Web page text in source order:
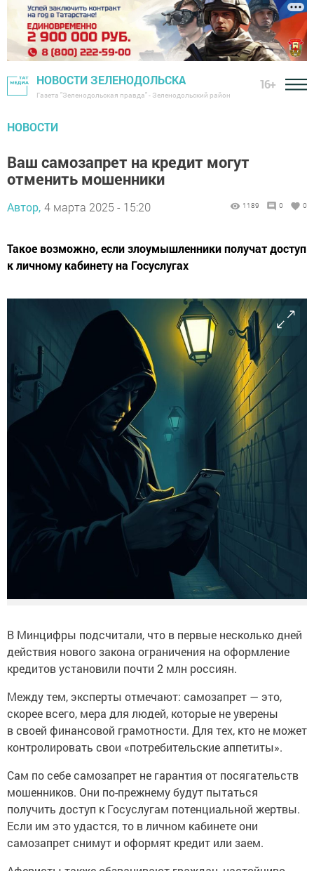
НОВОСТИ ЗЕЛЕНОДОЛЬСКА
Газета "Зеленодольская правда" - Зеленодольский район
16+
НОВОСТИ
Ваш самозапрет на кредит могут
отменить мошенники
Автор, 4 марта 2025 - 15:20 1189 0 0
Такое возможно, если злоумышленники получат доступ
к личному кабинету на Госуслугах
В Минцифры подсчитали, что в первые несколько дней
действия нового закона ограничения на оформление
кредитов установили почти 2 млн россиян.
Между тем, эксперты отмечают: самозапрет — это,
скорее всего, мера для людей, которые не уверены
в своей финансовой грамотности. Для тех, кто не может
контролировать свои «потребительские аппетиты».
Сам по себе самозапрет не гарантия от посягательств
мошенников. Они по-прежнему будут пытаться
получить доступ к Госуслугам потенциальной жертвы.
Если им это удастся, то в личном кабинете они
самозапрет снимут и оформят кредит или заем.